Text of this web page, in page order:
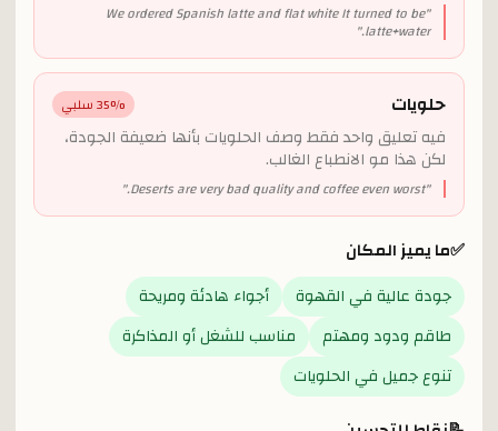
"
We ordered Spanish latte and flat white It turned to be
latte+water.
"
حلويات 35% سلبي
فيه تعليق واحد فقط وصف الحلويات بأنها ضعيفة الجودة،
لكن هذا مو الانطباع الغالب.
"
Deserts are very bad quality and coffee even worst.
"
✅ما يميز المكان
جودة عالية في القهوة
أجواء هادئة ومريحة
طاقم ودود ومهتم
مناسب للشغل أو المذاكرة
تنوع جميل في الحلويات